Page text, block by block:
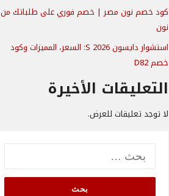
كود خصم نون مصر | خصم فوري على طلباتك من
نون
استشوار دايسون S 2026: السعر، المميزات وكود
خصم D82
التعليقات الأخيرة
لا توجد تعليقات للعرض.
البحث
عن: